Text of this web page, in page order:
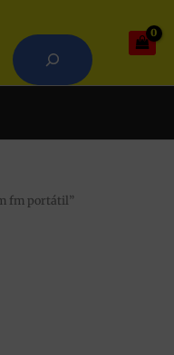
fm portátil”